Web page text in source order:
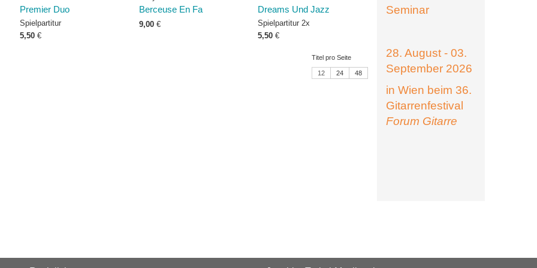
Premier Duo
Spielpartitur
5,50 €
Berceuse En Fa
9,00 €
Dreams Und Jazz
Spielpartitur 2x
5,50€
Titel pro Seite
12 24 48
Seminar
28. August - 03.
September 2026
in Wien beim 36.
Gitarrenfestival
Forum Gitarre